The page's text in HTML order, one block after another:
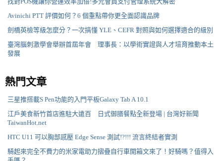
Avinichi PTT 評價如何？6 個重點帶你更全面認識品牌
劍橋英檢等級怎麼分？一次搞懂 YLE、CEFR 對照與如何選擇適合的級別
臺灣腦刺激學會舉辦首屆年會 理事長：以學術實證與人才培育推動本土
發展
熱門文章
三星推搭載S Pen功能的入門平板Galaxy Tab A 10.1
江戶美食新竹首店進駐大遠百 日式御膳餐點全新登場 | 台灣好新聞
TaiwanHot.net
HTC U11 可以胸部感壓 Edge Sense 測試!?!!! 流言終結者實測
騎起來完全不費力的米家電助力摺疊自行車開箱文來了！好騎嗎？值得入